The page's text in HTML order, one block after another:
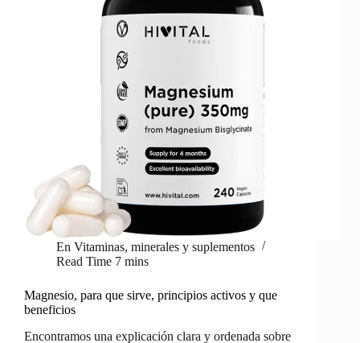
En Vitaminas, minerales y suplementos
Read Time 7 mins
Magnesio, para que sirve, principios activos y que
beneficios
Encontramos una explicación clara y ordenada sobre